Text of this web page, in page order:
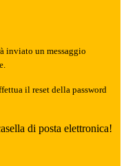
inviato un messaggio
il reset della password
di posta elettronica!